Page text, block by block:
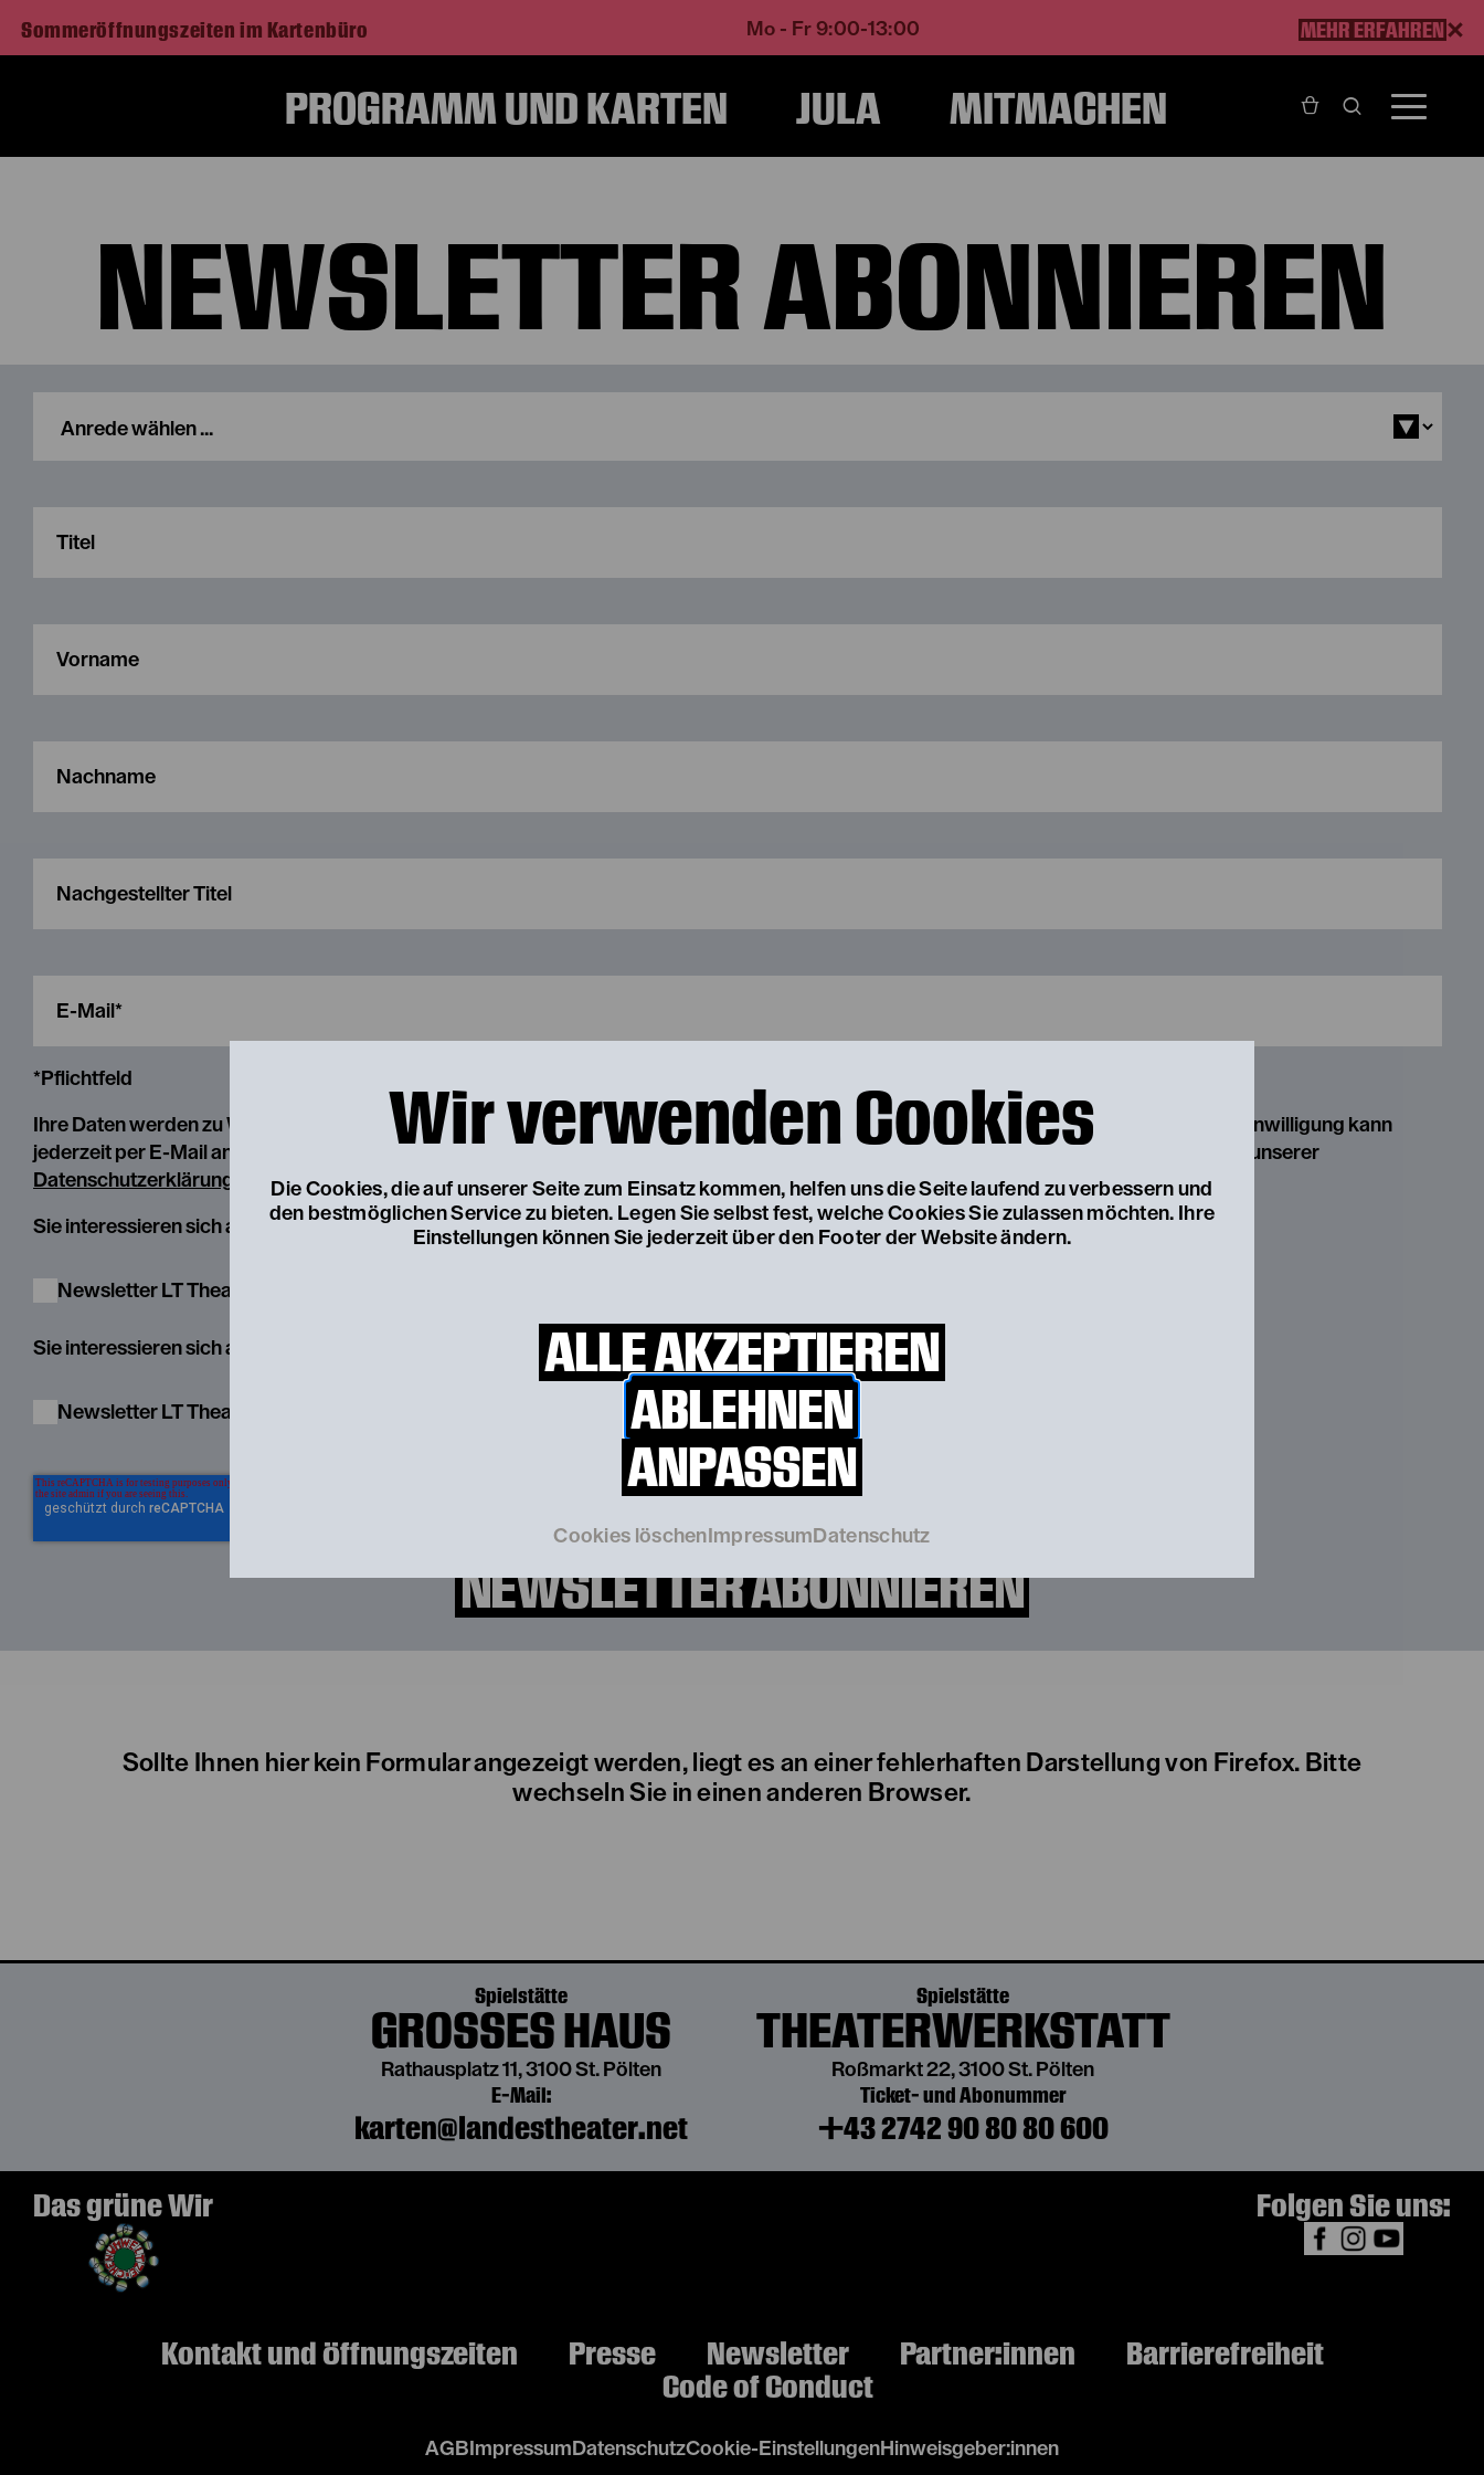
Wir verwenden Cookies
Die Cookies, die auf unserer Seite zum Einsatz kommen, helfen uns die Seite laufend zu verbessern und
den bestmöglichen Service zu bieten. Legen Sie selbst fest, welche Cookies Sie zulassen möchten. Ihre
Einstellungen können Sie jederzeit über den Footer der Website ändern.
ALLE AKZEPTIEREN
ABLEHNEN
ANPASSEN
Cookies löschen Impressum Datenschutz
Sommeröffnungszeiten im Kartenbüro Mo - Fr 9:00-13:00 MEHR ERFAHREN
PROGRAMM UND KARTEN JULA MITMACHEN
NEWSLETTER ABONNIEREN
*Pflichtfeld
Ihre Daten werden zu Werbezwecken von den Betrieben der Unternehmensgruppe der NÖ Kulturwirtschaft GesmbHverwendet. Diese Einwilligung kann
jederzeit per E-Mail an
oder auf andere Art und Weise widerrufen werden. Nähere Infos finden Sie in unserer
Datenschutzerklärung
Sie interessieren sich auch für unsere Angebote der Theatervermittlung zum Mitmachen?
Newsletter LT Theatervermittlung
Sie interessieren sich auch für unsere Programme für den pädagogischen Bereich?
Newsletter LT Theater & Schule
Sollte Ihnen hier kein Formular angezeigt werden, liegt es an einer fehlerhaften Darstellung von Firefox. Bitte
wechseln Sie in einen anderen Browser.
Spielstätte
GROSSES HAUS
Rathausplatz 11, 3100 St. Pölten
Spielstätte
THEATERWERKSTATT
Roßmarkt 22, 3100 St. Pölten
Ticket- und Abonummer
+43 2742 90 80 80 600
E-Mail:
karten@landestheater.net
Das grüne Wir
Folgen Sie uns:
Kontakt und Öffnungszeiten Presse Newsletter Partner:innen
Barrierefreiheit
Code of Conduct
AGB Impressum DatenschutzCookie-EinstellungenHinweisgeber:innen